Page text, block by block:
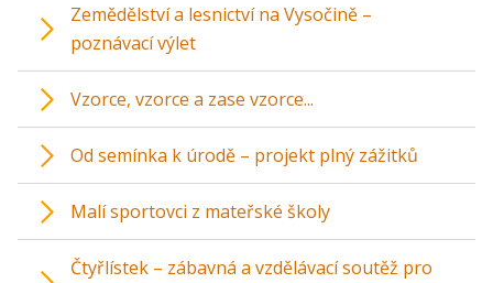
Zemědělství a lesnictví na Vysočině –
poznávací výlet
Vzorce, vzorce a zase vzorce...
Od semínka k úrodě – projekt plný zážitků
Malí sportovci z mateřské školy
Čtyřlístek – zábavná a vzdělávací soutěž pro